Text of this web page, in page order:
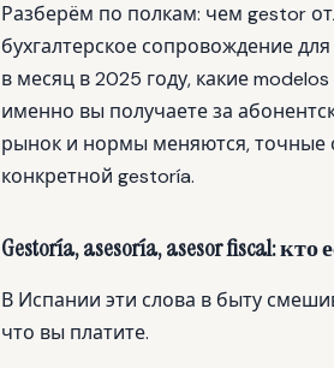
Разберём по полкам: чем gestor
бухгалтерское сопровождение
в месяц в 2025 году, какие
именно вы получаете за
рынок и нормы меняются, точные
конкретной gestoría.
Gestoría, asesoría, asesor fiscal: кто
В Испании эти слова в быту
что вы платите.